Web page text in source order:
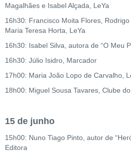
Magalhães e Isabel Alçada, LeYa
16h30: Francisco Moita Flores,
Maria Teresa Horta, LeYa
16h30: Isabel Silva, autora de “O Meu
16h30: Júlio Isidro, Marcador
17h00: Maria João Lopo de Carvalho,
18h00: Miguel Sousa Tavares, Clube
15 de junho
15h00: Nuno Tiago Pinto, autor de
Editora